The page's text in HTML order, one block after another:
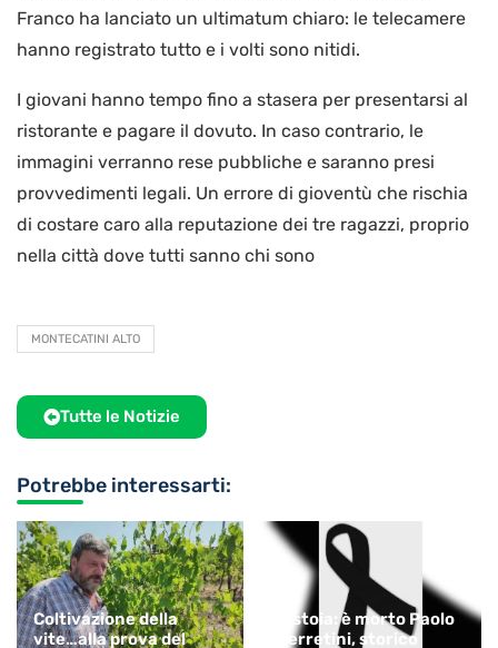
Franco ha lanciato un ultimatum chiaro: le telecamere
hanno registrato tutto e i volti sono nitidi.
I giovani hanno tempo fino a stasera per presentarsi al
ristorante e pagare il dovuto. In caso contrario, le
immagini verranno rese pubbliche e saranno presi
provvedimenti legali. Un errore di gioventù che rischia
di costare caro alla reputazione dei tre ragazzi, proprio
nella città dove tutti sanno chi sono
MONTECATINI ALTO
Tutte le Notizie
Potrebbe interessarti:
Coltivazione della
vite…alla prova del
Pistoia: è morto Paolo
Cerretini, storico